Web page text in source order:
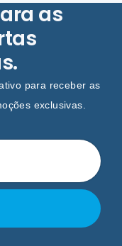
as
para receber as
exclusivas.